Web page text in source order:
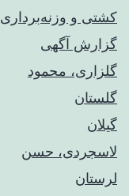
کشتی و وزنه‌برداری
گزارش آگهی
گلزاری، محمود
گلستان
گیلان
لاسجردی، حسن
لرستان